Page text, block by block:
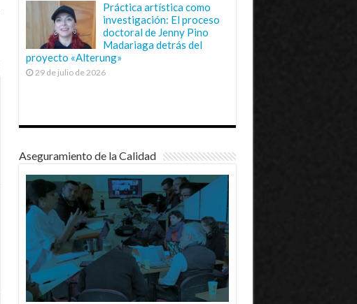
Práctica artística como
investigación: El proceso
doctoral de Jenny Pino
Madariaga detrás del
proyecto «Alterung»
29 de julio de 2026
Aseguramiento de la Calidad